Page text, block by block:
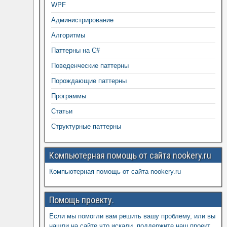
WPF
Администрирование
Алгоритмы
Паттерны на C#
Поведенческие паттерны
Порождающие паттерны
Программы
Статьи
Структурные паттерны
Компьютерная помощь от сайта nookery.ru
Компьютерная помощь от сайта nookery.ru
Помощь проекту.
Если мы помогли вам решить вашу проблему, или вы